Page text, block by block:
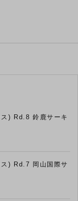
) Rd.8 鈴鹿サーキ
) Rd.7 岡山国際サ